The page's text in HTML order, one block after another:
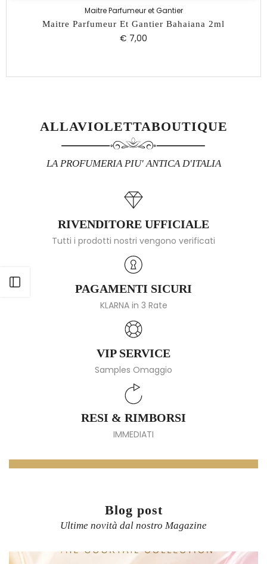
Maitre Parfumeur et Gantier
Maitre Parfumeur Et Gantier Bahaiana 2ml
€ 7,00
ALLAVIOLETTABOUTIQUE
LA PROFUMERIA PIU' ANTICA D'ITALIA
RIVENDITORE UFFICIALE
Tutti i prodotti nostri vengono verificati
PAGAMENTI SICURI
KLARNA in 3 Rate
VIP SERVICE
Samples Omaggio
RESI & RIMBORSI
IMMEDIATI
Blog post
Ultime novità dal nostro Magazine